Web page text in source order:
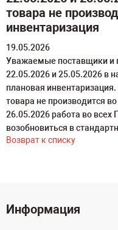
товара не
инвентаризация
19.05.2026
Уважаемые поставщики и
22.05.2026 и 25.05.2026 в
плановая
товара не производится
26.05.2026 работа во всех
возобновиться в
Возврат к списку
Информация